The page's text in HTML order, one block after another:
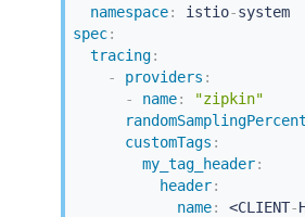
namespace: istio-
system
spec:
tracing:
-
providers :
-
name:
"zipkin"
customTags :
my_tag_header:
header:
name: <CLIENT-